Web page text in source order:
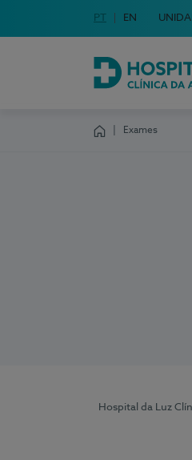
Escolha o seu idioma
Idioma em
PT English
EN
Hospital da Luz
Exames
Hospital da Luz